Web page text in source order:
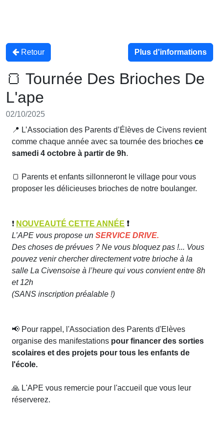
Retour Plus d'informations
🍞 Tournée Des Brioches De
L'ape
02/10/2025
📍 L’Association des Parents d’Élèves de Civens revient
comme chaque année avec sa tournée des brioches ce
samedi 4 octobre à partir de 9h.
🍞 Parents et enfants sillonneront le village pour vous
proposer les délicieuses brioches de notre boulanger.
❗️ NOUVEAUTÉ CETTE ANNÉE ❗️
L’APE vous propose un SERVICE DRIVE.
Des choses de prévues ? Ne vous bloquez pas !... Vous
pouvez venir chercher directement votre brioche à la
salle La Civensoise à l’heure qui vous convient entre 8h
et 12h
(SANS inscription préalable !)
📢 ​​​Pour rappel, l'Association des Parents d'Elèves
organise des manifestations pour financer des sorties
scolaires et des projets pour tous les enfants de
l'école.
🙏 L'APE vous remercie pour l'accueil que vous leur
réserverez.